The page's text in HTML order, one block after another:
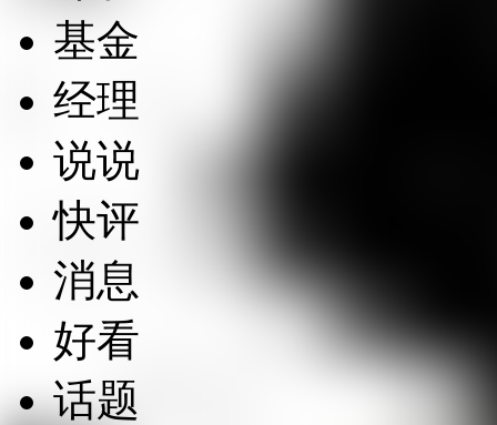
基金
经理
说说
快评
消息
好看
话题